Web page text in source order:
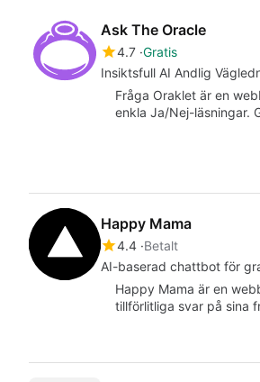
Ask The Oracle
4.7 Gratis
Insiktsfull AI Andlig
Fråga Oraklet är en
enkla Ja/Nej-läsningar.
Happy Mama
4.4 Betalt
AI-baserad chattbot för
Happy Mama är en
tillförlitliga svar på sina